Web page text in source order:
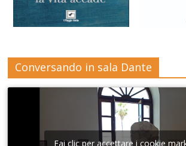
Conversando in sala Dante
Fai clic per accettare i cookie